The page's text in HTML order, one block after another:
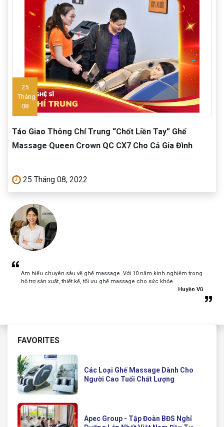
25
Tháng
08
Táo Giao Thông Chí Trung “Chốt Liền Tay” Ghế
Massage Queen Crown QC CX7 Cho Cả Gia Đình
25 Tháng 08, 2022
Am hiểu chuyên sâu về ghế massage. Với 10 năm kinh nghiệm trong
hỗ trợ sản xuất, thiết kế, tối ưu ghế massage cho sức khỏe
Huyền Vũ
FAVORITES
Các Loại Ghế Massage Dành Cho
Người Cao Tuổi Chất Lượng
Apec Group - Tập Đoàn BĐS Nghỉ